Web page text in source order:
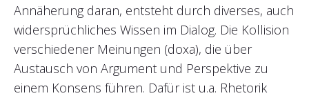
Annäherung daran, entsteht durch diverses, auch
widersprüchliches Wissen im Dialog. Die Kollision
verschiedener Meinungen (doxa), die über
Austausch von Argument und Perspektive zu
einem Konsens führen. Dafür ist u.a. Rhetorik